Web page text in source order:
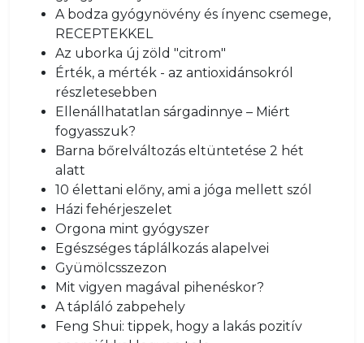
A bodza gyógynövény és ínyenc csemege,
RECEPTEKKEL
Az uborka új zöld "citrom"
Érték, a mérték - az antioxidánsokról
részletesebben
Ellenállhatatlan sárgadinnye – Miért
fogyasszuk?
Barna bőrelváltozás eltüntetése 2 hét
alatt
10 élettani előny, ami a jóga mellett szól
Házi fehérjeszelet
Orgona mint gyógyszer
Egészséges táplálkozás alapelvei
Gyümölcsszezon
Mit vigyen magával pihenéskor?
A tápláló zabpehely
Feng Shui: tippek, hogy a lakás pozitív